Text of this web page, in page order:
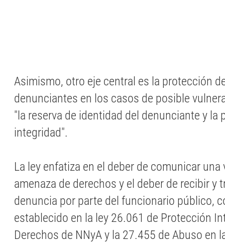
Asimismo, otro eje central es la protección
denunciantes en los casos de posible
"la reserva de identidad del denunciante y la
integridad".
La ley enfatiza en el deber de comunicar
amenaza de derechos y el deber de recibir y
denuncia por parte del funcionario público,
establecido en la ley 26.061 de Protección
Derechos de NNyA y la 27.455 de Abuso en